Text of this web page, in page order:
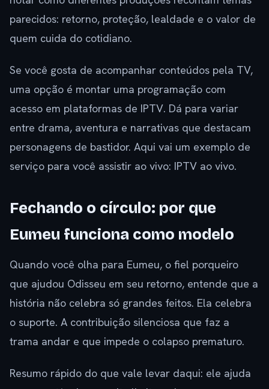
parecidos: retorno, proteção, lealdade e o valor de
quem cuida do cotidiano.
Se você gosta de acompanhar conteúdos pela TV,
uma opção é montar uma programação com
acesso em plataformas de IPTV. Dá para variar
entre drama, aventura e narrativas que destacam
personagens de bastidor. Aqui vai um exemplo de
serviço para você assistir ao vivo: IPTV ao vivo.
Fechando o círculo: por que
Eumeu funciona como modelo
Quando você olha para Eumeu, o fiel porqueiro
que ajudou Odisseu em seu retorno, entende que a
história não celebra só grandes feitos. Ela celebra
o suporte. A contribuição silenciosa que faz a
trama andar e que impede o colapso prematuro.
Resumo rápido do que vale levar daqui: ele ajuda